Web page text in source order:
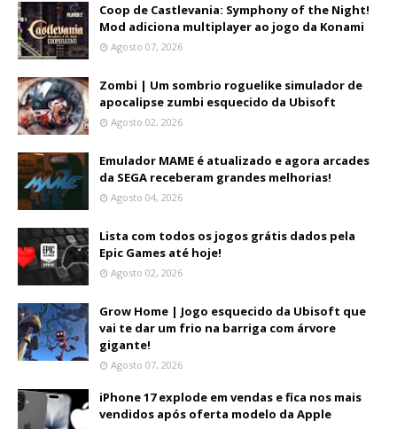
Coop de Castlevania: Symphony of the Night!
Mod adiciona multiplayer ao jogo da Konami
Agosto 07, 2026
Zombi | Um sombrio roguelike simulador de
apocalipse zumbi esquecido da Ubisoft
Agosto 02, 2026
Emulador MAME é atualizado e agora arcades
da SEGA receberam grandes melhorias!
Agosto 04, 2026
Lista com todos os jogos grátis dados pela
Epic Games até hoje!
Agosto 02, 2026
Grow Home | Jogo esquecido da Ubisoft que
vai te dar um frio na barriga com árvore
gigante!
Agosto 07, 2026
iPhone 17 explode em vendas e fica nos mais
vendidos após oferta modelo da Apple